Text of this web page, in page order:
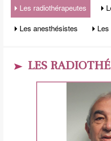
Les radiothérapeutes
Les anesthésistes
LES